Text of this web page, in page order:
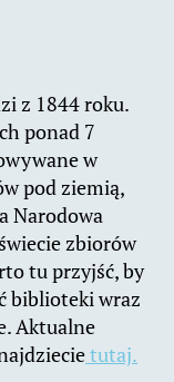
z 1844 roku.
ponad 7
w
pod ziemią,
Narodowa
zbiorów
tu przyjść, by
biblioteki wraz
Aktualne
tutaj.